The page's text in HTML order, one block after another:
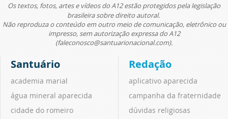
Os textos, fotos, artes e vídeos do A12 estão protegidos pela legislação
brasileira sobre direito autoral.
Não reproduza o conteúdo em outro meio de comunicação, eletrônico ou
impresso, sem autorização expressa do A12
(faleconosco@santuarionacional.com).
Santuário
academia marial
água mineral aparecida
cidade do romeiro
Redação
aplicativo aparecida
campanha da fraternidade
dúvidas religiosas